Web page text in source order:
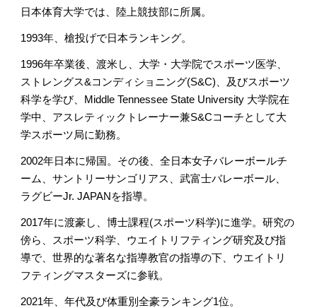
日本体育大学では、陸上競技部に所属。
1993年、槍投げで日本ランキング。
1996年卒業後、渡米し、大学・大学院でスポーツ医学、
ストレングス&コンディショニング(S&C)、及びスポーツ
科学を学び、Middle Tennessee State University 大学院在
学中、アスレティックトレーナー兼S&Cコーチとして大
学スポーツ局に勤務。
2002年日本に帰国。その後、全日本女子バレーボールチ
ーム、サントリーサンゴリアス、武富士バレーボール、
ラグビーJr. JAPANを指導。
2017年に渡豪し、博士課程(スポーツ科学)に進学。研究の
傍ら、スポーツ科学、ウエイトリフティング研究及び指
導で、世界的な著名な指導教官の指導の下、ウエイトリ
フティングマスターズに参戦。
2021年、年代及び体重別全豪ランキング1位。